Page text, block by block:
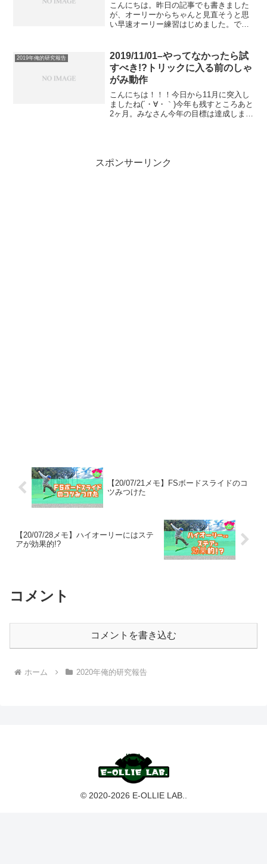
こんにちは。昨日の記事でも書きました
が、オーリーからちゃんと見直そうと思
い早速オーリー練習はじめました。で、
を意識して練習しました。そしたらびっ
くり。それをちゃんと意識...
2019年俺的研究報告
2019/11/01–やってなかったら試
すべき!?トリックに入る前のしゃ
がみ動作
こんにちは！！！今日から11月に突入し
ましたね(´・∀・｀)今年も残すところあと
2ヶ月。みなさん今年の目標は達成しまし
スポンサーリンク
【20/07/21メモ】FSボードスライドのコ
ツみつけた
【20/07/28メモ】ハイオーリーにはステ
アが効果的!?
コメント
コメントを書き込む
ホーム 2020年俺的研究報告
© 2020-2026 E-OLLIE LAB..